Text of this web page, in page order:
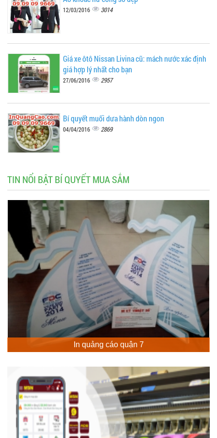
12/03/2016 3014
Giá xe ôtô Nissan Livina cũ: mách nước xác định
giá hợp lý nhất cho bạn
27/06/2016 2957
Bí quyết muối dưa hành dòn ngon
04/04/2016 2869
TIN NỔI BẬT BÍ QUYẾT MUA SẮM
In quảng cáo quận 7